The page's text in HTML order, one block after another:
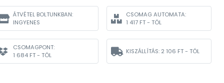
ÁTVÉTEL BOLTUNKBAN:
INGYENES
CSOMAG AUTOMATA:
1 417 FT - TÓL
CSOMAGPONT:
1 684 FT - TÓL
KISZÁLLÍTÁS: 2 106 FT - TÓL